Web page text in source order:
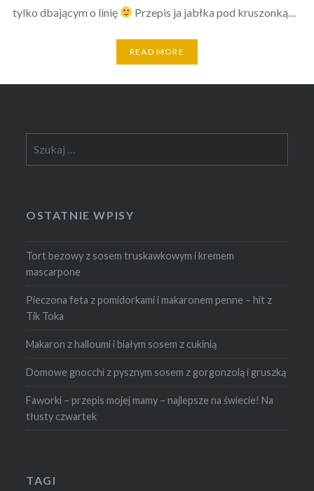
tylko dbającym o linię
Przepis ja jabłka pod kruszonką…
READ MORE
OSTATNIE WPISY
Tort bezowy z sosem truskawkowym i kremem
mascarpone
Pieczona feta z pomidorkami i makaronem penne – hit z
Tik Toka
Makaron z halloumi i białym sosem z cukinią
Domowe gnocchi z pysznym sosem z gorgonzolą i gruszką
Faworki – przepis mojej mamy – najlepsze na świecie! Na
tłusty czwartek
TAGI